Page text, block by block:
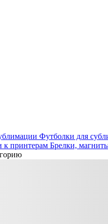
Футболки для
к принтерам Брелки,